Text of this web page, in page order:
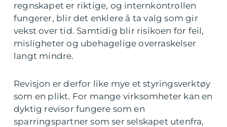
regnskapet er riktige, og internkontrollen
fungerer, blir det enklere å ta valg som gir
vekst over tid. Samtidig blir risikoen for feil,
misligheter og ubehagelige overraskelser
langt mindre.
Revisjon er derfor like mye et styringsverktøy
som en plikt. For mange virksomheter kan en
dyktig revisor fungere som en
sparringspartner som ser selskapet utenfra,